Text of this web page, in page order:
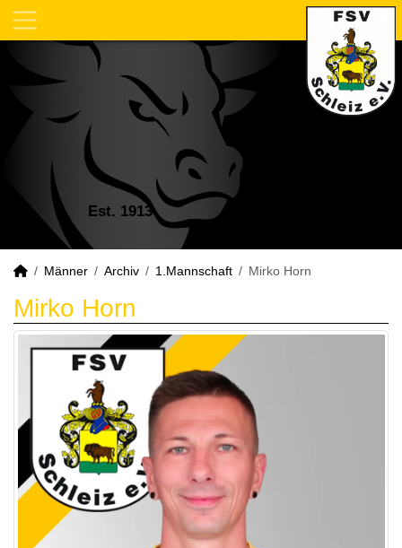
Est. 1913
Männer Archiv 1.Mannschaft Mirko Horn
Mirko Horn